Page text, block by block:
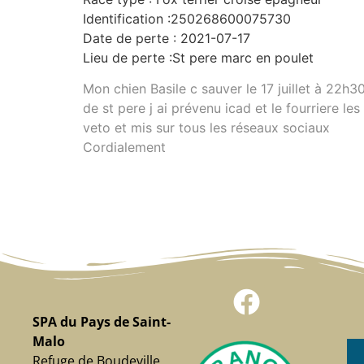
Identification :250268600075730
Date de perte : 2021-07-17
Lieu de perte :St pere marc en poulet
Mon chien Basile c sauver le 17 juillet à
de st pere j ai prévenu icad et le fourriere les
veto et mis sur tous les réseaux sociaux
Cordialement
SPA du Pays de Saint-
Malo